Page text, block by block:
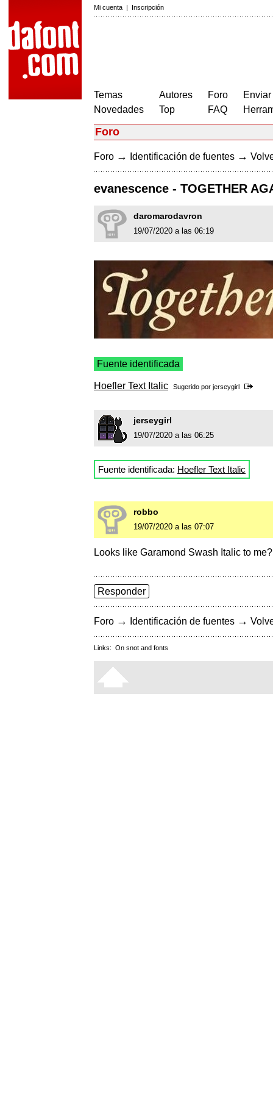
Mi cuenta | Inscripción
Temas
Novedades
Autores
Top
Foro
FAQ
Foro
Foro → Identificación de fuentes →
evanescence - TOGETHER
daromarodavron
19/07/2020 a las 06:19
Fuente identificada
Hoefler Text Italic Sugerido por jerseygirl
jerseygirl
19/07/2020 a las 06:25
Fuente identificada: Hoefler Text Italic
robbo
19/07/2020 a las 07:07
Looks like Garamond Swash Italic to me?
Responder
Foro → Identificación de fuentes →
Links: On snot and fonts